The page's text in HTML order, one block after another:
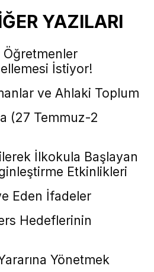
YAZILARI
İstiyor!
ve Ahlaki Toplum
(27 Temmuz-2
İlkokula Başlayan
Etkinlikleri
Eden İfadeler
Hedeflerinin
Yönetmek